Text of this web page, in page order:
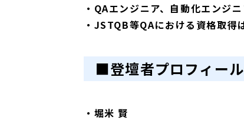
・QAエンジニア、自動化エンジ
・JSTQB等QAにおける資格取得
■登壇者プロフィール
・ 堀米 賢